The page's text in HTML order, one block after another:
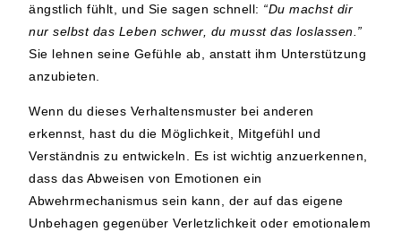
ängstlich fühlt, und Sie sagen schnell: “Du machst dir
nur selbst das Leben schwer, du musst das loslassen.”
Sie lehnen seine Gefühle ab, anstatt ihm Unterstützung
anzubieten.
Wenn du dieses Verhaltensmuster bei anderen
erkennst, hast du die Möglichkeit, Mitgefühl und
Verständnis zu entwickeln. Es ist wichtig anzuerkennen,
dass das Abweisen von Emotionen ein
Abwehrmechanismus sein kann, der auf das eigene
Unbehagen gegenüber Verletzlichkeit oder emotionalem